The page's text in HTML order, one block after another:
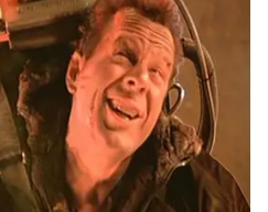
నిర్మించాయి. సందేశంతో
అందించాలన్నది
కామెడీ కలగలిసిన ఈ
నమ్మకాన్ని మూవీ టీమ్
రిలీజ్ అయ్యి ఎలాంటి